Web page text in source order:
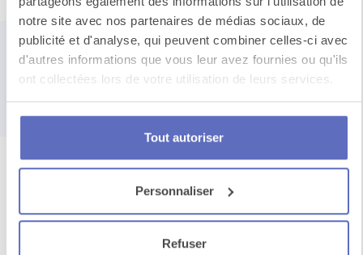
notre site avec nos partenaires de médias sociaux, de
publicité et d'analyse, qui peuvent combiner celles-ci avec
d'autres informations que vous leur avez fournies ou qu'ils
ont collectées lors de votre utilisation de leurs services.
Tout autoriser
Personnaliser
Refuser
qui rassemble
impact stratégique
etenthousiasme
sur-mesure
Nous transformons chacun de vos événements
en une expérience unique, bâtie sur la